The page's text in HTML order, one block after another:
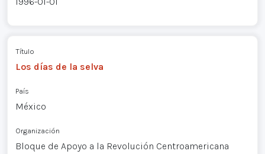
Título
Los días de la selva
País
México
Organización
Bloque de Apoyo a la Revolución Centroamericana